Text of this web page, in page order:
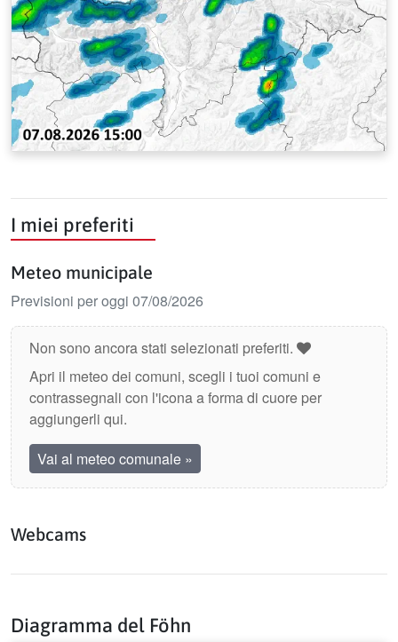
I miei preferiti
Meteo municipale
Previsioni per oggi 07/08/2026
Non sono ancora stati selezionati preferiti.
Apri il meteo dei comuni, scegli i tuoi comuni e
contrassegnali con l'icona a forma di cuore per
aggiungerli qui.
Vai al meteo comunale »
Webcams
Diagramma del Föhn